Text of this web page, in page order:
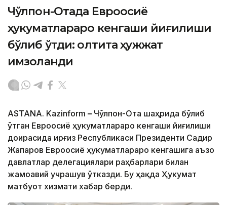
Чўлпон-Отада Евроосиё
ҳукуматлараро кенгаши йиғилиши
бўлиб ўтди: олтита ҳужжат
имзоланди
ASTANA. Kazinform – Чўлпон-Ота шаҳрида бўлиб
ўтган Евроосиё ҳукуматлараро кенгаши йиғилиши
доирасида Қирғиз Республикаси Президенти Садир
Жапаров Евроосиё ҳукуматлараро кенгашига аъзо
давлатлар делегациялари раҳбарлари билан
жамоавий учрашув ўтказди. Бу ҳақда Ҳукумат
матбуот хизмати хабар берди.